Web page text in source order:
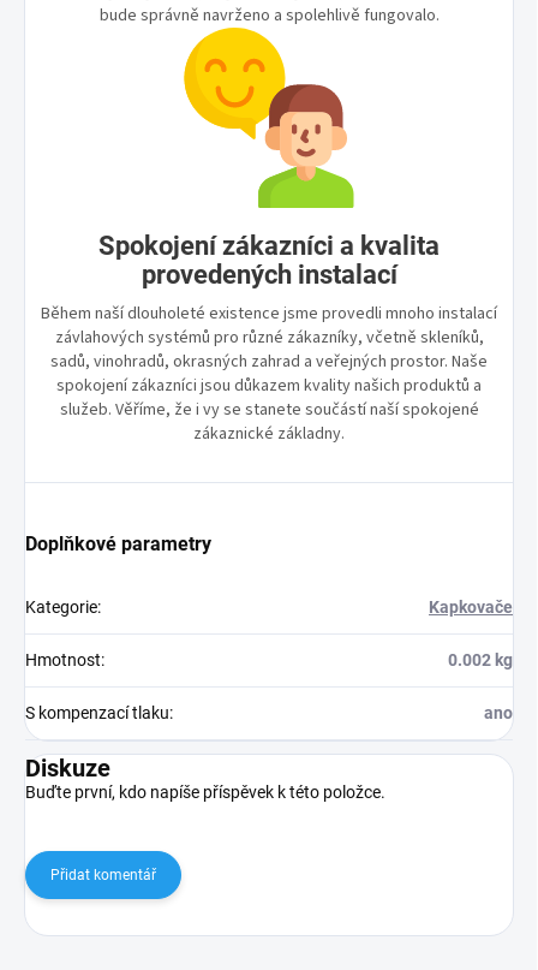
bude správně navrženo a spolehlivě fungovalo.
Spokojení zákazníci a kvalita
provedených instalací
Během naší dlouholeté existence jsme provedli mnoho instalací
závlahových systémů pro různé zákazníky, včetně skleníků,
sadů, vinohradů, okrasných zahrad a veřejných prostor. Naše
spokojení zákazníci jsou důkazem kvality našich produktů a
služeb. Věříme, že i vy se stanete součástí naší spokojené
zákaznické základny.
Doplňkové parametry
Kategorie: Kapkovače
Hmotnost: 0.002 kg
S kompenzací tlaku: ano
Diskuze
Buďte první, kdo napíše příspěvek k této položce.
Přidat komentář